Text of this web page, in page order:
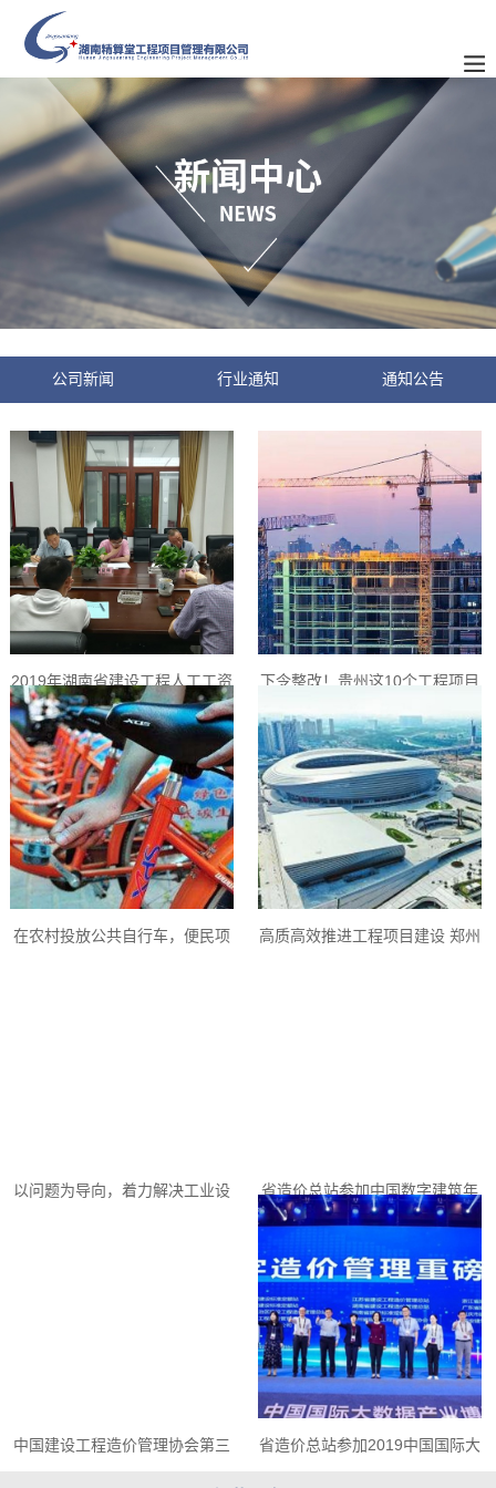
公司新闻 行业通知 通知公告
2019年湖南省建设工程人工工资
单价调整方案通过专家评审
下令整改！贵州这10个工程项目
被“点名”
在农村投放公共自行车，便民项
高质高效推进工程项目建设 郑州
以问题为导向，着力解决工业设
省造价总站参加中国数字建筑年
度峰会（2019）
中国建设工程造价管理协会第三
省造价总站参加2019中国国际大